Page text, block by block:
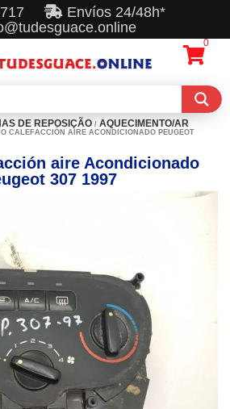
Envíos 24/48h*
0
DE REPOSIÇÃO / AQUECIMENTO/AR
CALEFACCIÓN AIRE ACONDICIONADO PEUGEOT
aire Acondicionado
307 1997